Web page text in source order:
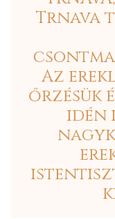
Trnava
Az
őrzésük
idén